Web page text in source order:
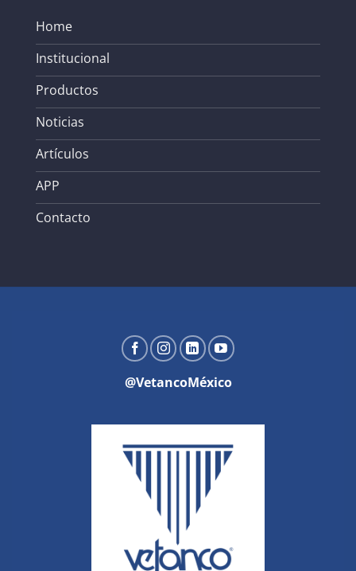
Home
Institucional
Productos
Noticias
Artículos
APP
Contacto
@VetancoMéxico